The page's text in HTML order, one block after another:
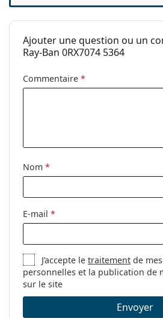
pont:
Poids:
160 g
nez ajustables:
Non
Accessoires
Autres
Sexe:
Marque:
Ajouter une question ou un
Ray-Ban 0RX7074 5364
Commentaire *
Nom *
E-mail *
J’accepte letraitement de
personnelles et la publication de
sur le site
Envoyer